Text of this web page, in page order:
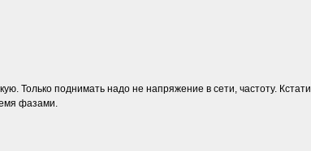
Только поднимать надо не напряжение в сети, частоту. Кстати
фазами.